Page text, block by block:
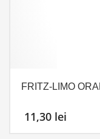
FRITZ-LIMO
11,30 lei